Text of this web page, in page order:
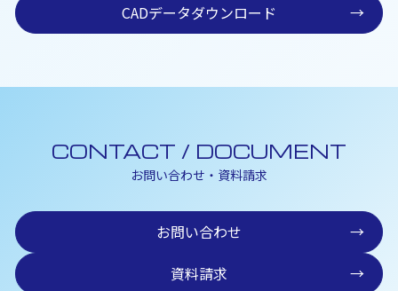
CADデータダウンロード
→
CONTACT / DOCUMENT
お問い合わせ・資料請求
お問い合わせ
→
資料請求
→